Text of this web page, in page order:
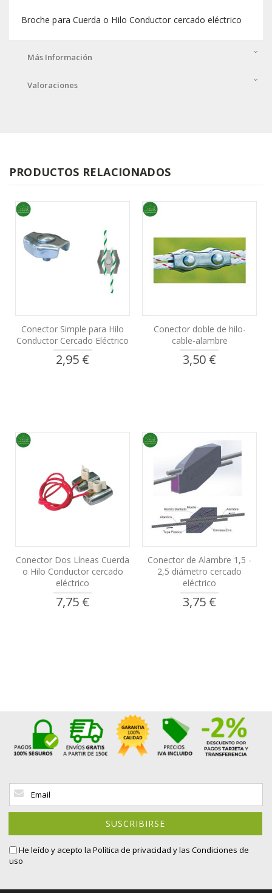
Broche para Cuerda o Hilo Conductor cercado eléctrico
Más Información
Valoraciones
PRODUCTOS RELACIONADOS
Conector Simple para Hilo
Conductor Cercado Eléctrico
2,95 €
Conector doble de hilo-
cable-alambre
3,50 €
Conector Dos Líneas Cuerda
o Hilo Conductor cercado
eléctrico
7,75 €
Conector de Alambre 1,5 -
2,5 diámetro cercado
eléctrico
3,75 €
Inscríbase
nuestro
SUSCRIBIRSE
He leído y acepto la Política de privacidad y las Condiciones de
uso